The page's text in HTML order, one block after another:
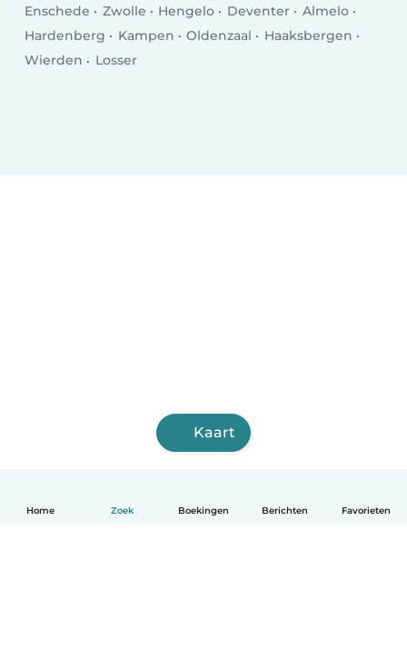
Home Zoek Boekingen Berichten Favorieten
Enschede Zwolle Hengelo Deventer
Almelo
Hardenberg
Kampen Oldenzaal
Haaksbergen
Wierden
Losser
Kaart